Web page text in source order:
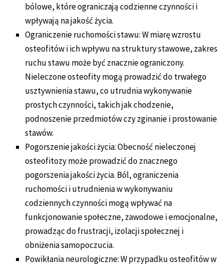
bólowe, które ograniczają codzienne czynności i
wpływają na jakość życia.
Ograniczenie ruchomości stawu: W miarę wzrostu
osteofitów i ich wpływu na struktury stawowe, zakres
ruchu stawu może być znacznie ograniczony.
Nieleczone osteofity mogą prowadzić do trwałego
usztywnienia stawu, co utrudnia wykonywanie
prostych czynności, takich jak chodzenie,
podnoszenie przedmiotów czy zginanie i prostowanie
stawów.
Pogorszenie jakości życia: Obecność nieleczonej
osteofitozy może prowadzić do znacznego
pogorszenia jakości życia. Ból, ograniczenia
ruchomości i utrudnienia w wykonywaniu
codziennych czynności mogą wpływać na
funkcjonowanie społeczne, zawodowe i emocjonalne,
prowadząc do frustracji, izolacji społecznej i
obniżenia samopoczucia.
Powikłania neurologiczne: W przypadku osteofitów w